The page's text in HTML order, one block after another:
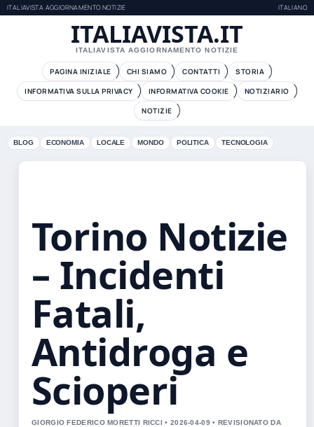
ITALIAVISTA AGGIORNAMENTO NOTIZIE ITALIANO
ITALIAVISTA.IT
ITALIAVISTA AGGIORNAMENTO NOTIZIE
PAGINA INIZIALE CHI SIAMO CONTATTI
STORIA
INFORMATIVA SULLA PRIVACY
INFORMATIVA COOKIE
NOTIZIARIO
NOTIZIE
BLOG ECONOMIA LOCALE MONDO POLITICA TECNOLOGIA
Torino Notizie
– Incidenti
Fatali,
Antidroga e
Scioperi
GIORGIO FEDERICO MORETTI RICCI • 2026-04-09 • REVISIONATO DA